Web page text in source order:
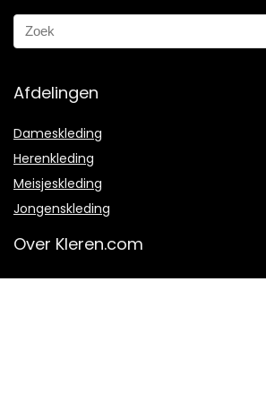
Afdelingen
Dameskleding
Herenkleding
Meisjeskleding
Jongenskleding
Over Kleren.com
Over ons